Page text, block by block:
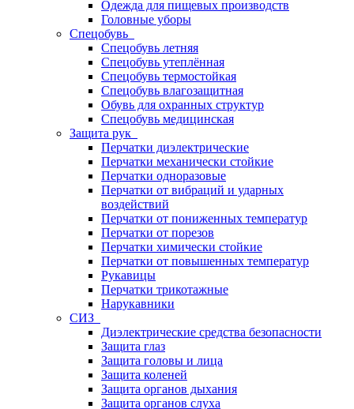
Одежда для пищевых производств
Головные уборы
Спецобувь
Спецобувь летняя
Спецобувь утеплённая
Спецобувь термостойкая
Спецобувь влагозащитная
Обувь для охранных структур
Спецобувь медицинская
Защита рук
Перчатки диэлектрические
Перчатки механически стойкие
Перчатки одноразовые
Перчатки от вибраций и ударных
воздействий
Перчатки от пониженных температур
Перчатки от порезов
Перчатки химически стойкие
Перчатки от повышенных температур
Рукавицы
Перчатки трикотажные
Нарукавники
СИЗ
Диэлектрические средства безопасности
Защита глаз
Защита головы и лица
Защита коленей
Защита органов дыхания
Защита органов слуха